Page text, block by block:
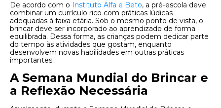
De acordo com o Instituto Alfa e Beto, a pré-escola deve
combinar um currículo rico com práticas lúdicas
adequadas à faixa etária. Sob o mesmo ponto de vista, o
brincar deve ser incorporado ao aprendizado de forma
equilibrada. Dessa forma, as crianças podem dedicar parte
do tempo às atividades que gostam, enquanto
desenvolvem novas habilidades em outras práticas
importantes.
A Semana Mundial do Brincar e
a Reflexão Necessária